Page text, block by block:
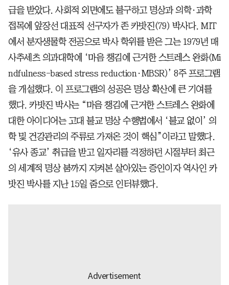
급을 받았다. 사회적 외면에도 불구하고 명상과 의학·과학
접목에 앞장선 대표적 선구자가 존 카밧진(79) 박사다. MIT
에서 분자생물학 전공으로 박사 학위를 받은 그는 1979년 매
사추세츠 의과대학에 ‘마음 챙김에 근거한 스트레스 완화(Mi
ndfulness-based stress reduction·MBSR)’ 8주 프로그램
을 개설했다. 이 프로그램의 성공은 명상 확산에 큰 기여를
했다. 카밧진 박사는 “마음 챙김에 근거한 스트레스 완화에
대한 아이디어는 고대 불교 명상 수행법에서 ‘불교 없이’ 의
학 및 건강관리의 주류로 가져온 것이 핵심”이라고 말했다.
‘유사 종교’ 취급을 받고 일자리를 걱정하던 시절부터 최근
의 세계적 명상 붐까지 지켜본 살아있는 증인이자 역사인 카
밧진 박사를 지난 15일 줌으로 인터뷰했다.